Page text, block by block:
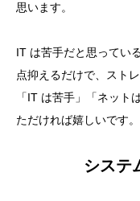
思います。
IT は苦手だと思ってい
点抑えるだけで、スト
「IT は苦手」「ネット
ただければ嬉しいです。
システ